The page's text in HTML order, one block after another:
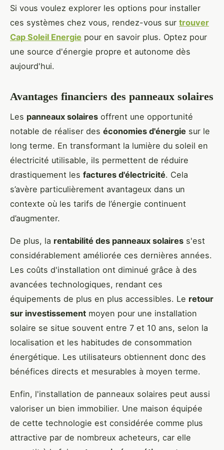
Si vous voulez explorer les options pour installer
ces systèmes chez vous, rendez-vous sur trouver
Cap Soleil Energie pour en savoir plus. Optez pour
une source d'énergie propre et autonome dès
aujourd'hui.
Avantages financiers des panneaux solaires
Les panneaux solaires offrent une opportunité
notable de réaliser des économies d'énergie sur le
long terme. En transformant la lumière du soleil en
électricité utilisable, ils permettent de réduire
drastiquement les factures d'électricité. Cela
s’avère particulièrement avantageux dans un
contexte où les tarifs de l’énergie continuent
d’augmenter.
De plus, la rentabilité des panneaux solaires s'est
considérablement améliorée ces dernières années.
Les coûts d'installation ont diminué grâce à des
avancées technologiques, rendant ces
équipements de plus en plus accessibles. Le retour
sur investissement moyen pour une installation
solaire se situe souvent entre 7 et 10 ans, selon la
localisation et les habitudes de consommation
énergétique. Les utilisateurs obtiennent donc des
bénéfices directs et mesurables à moyen terme.
Enfin, l'installation de panneaux solaires peut aussi
valoriser un bien immobilier. Une maison équipée
de cette technologie est considérée comme plus
attractive par de nombreux acheteurs, car elle